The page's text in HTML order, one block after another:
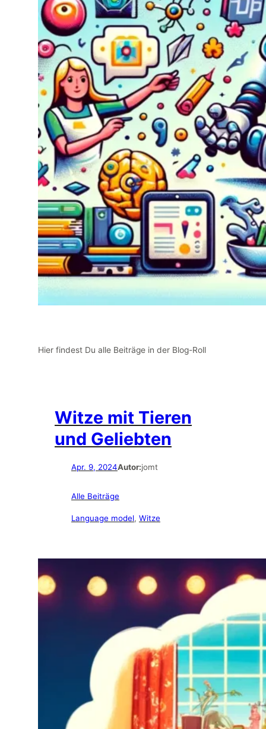
Hier findest Du alle Beiträge in der Blog-Roll
Witze mit Tieren
und Geliebten
Apr. 9, 2024Autor:jomt
Alle Beiträge
Language model, Witze